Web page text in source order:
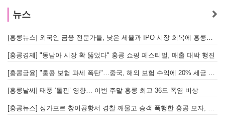
뉴스
[홍콩뉴스] 외국인 금융 전문가들, 낮은 세율과 IPO 시장 회복에 홍콩으로 '대거 복귀'
[홍콩경제] "동남아 시장 확 뚫었다" 홍콩 쇼핑 페스티벌, 매출 대박 행진
[홍콩금융] "홍콩 보험 과세 폭탄"…중국, 해외 보험 수익에 20% 세금 부과로 관련주 급락
[홍콩날씨] 태풍 ‘돌핀’ 영향… 이번 주말 홍콩 최고 36도 폭염 비상
[홍콩뉴스] 싱가포르 창이공항서 경찰 깨물고 승객 폭행한 홍콩 모자, 결국 감옥행